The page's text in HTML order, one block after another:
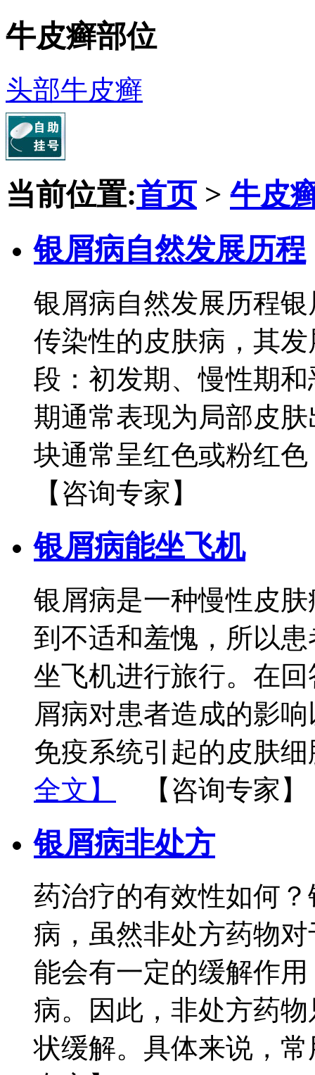
牛皮癣部位
头部牛皮癣
当前位置:首页> 牛皮
银屑病自然发展历程
银屑病自然发展历程
传染性的皮肤病，其
段：初发期、慢性期
期通常表现为局部皮
块通常呈红色或粉红
【咨询专家】
银屑病能坐飞机
银屑病是一种慢性皮
到不适和羞愧，所以
坐飞机进行旅行。在
屑病对患者造成的影
免疫系统引起的皮肤
全文】
【咨询专家】
银屑病非处方
药治疗的有效性如何
病，虽然非处方药物
能会有一定的缓解作
病。因此，非处方药
状缓解。具体来说，